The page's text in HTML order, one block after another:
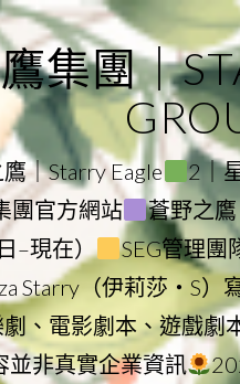
集團｜
｜Starry Eagle
2｜
團官方網站
蒼野之
–現在）
SEG管理團
Starry（伊莉莎・S）
、電影劇本、遊戲
並非真實企業資訊